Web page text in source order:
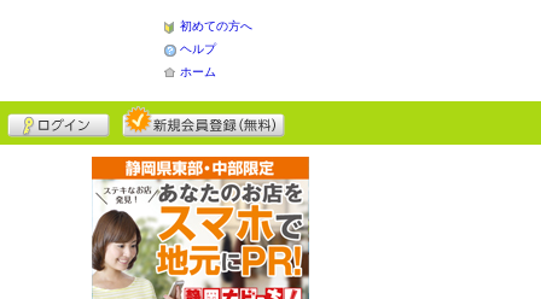
初めての方へ
ヘルプ
ホーム